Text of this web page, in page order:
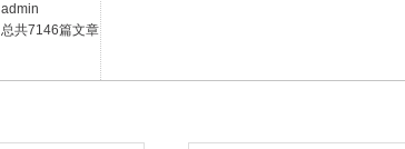
admin
总共7146篇文章